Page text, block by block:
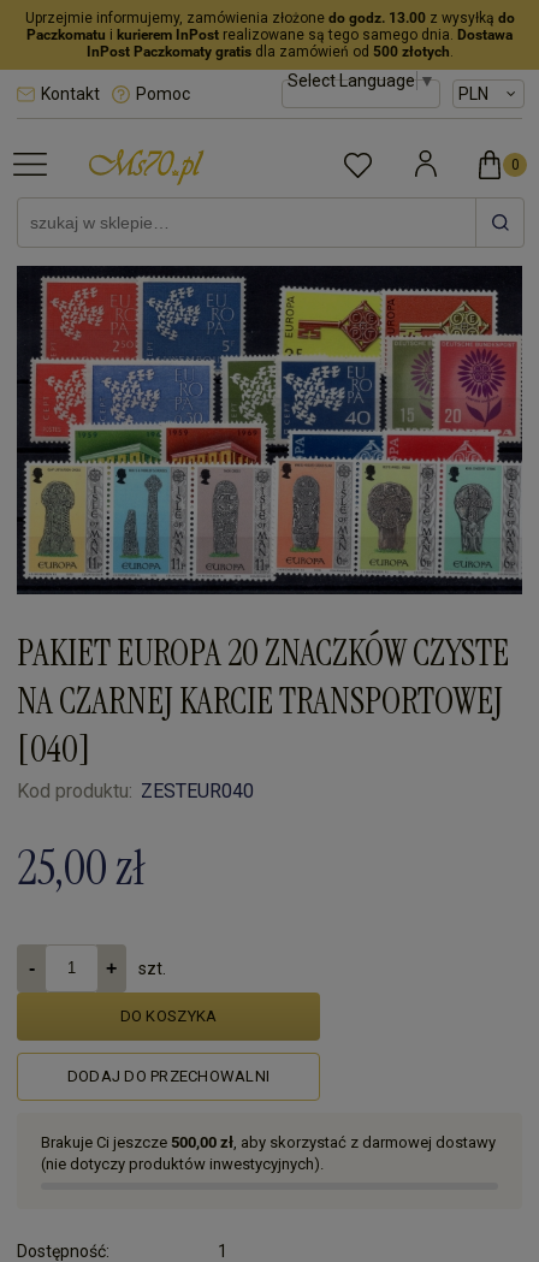
Uprzejmie informujemy, zamówienia złożone do godz. 13.00z wysyłką do
Paczkomatu i kurierem InPost realizowane są tego samego dnia. Dostawa
InPost Paczkomaty gratisdla zamówień od 500 złotych.
Select Language▼
Kontakt Pomoc
PAKIET EUROPA 20 ZNACZKÓW CZYSTE
NA CZARNEJ KARCIE TRANSPORTOWEJ
[040]
Kod produktu: ZESTEUR040
25,00 zł
szt.
DO KOSZYKA
DODAJ DO PRZECHOWALNI
Brakuje Ci jeszcze 500,00 zł , aby skorzystać z darmowej dostawy
(nie dotyczy produktów inwestycyjnych).
Dostępność:
1